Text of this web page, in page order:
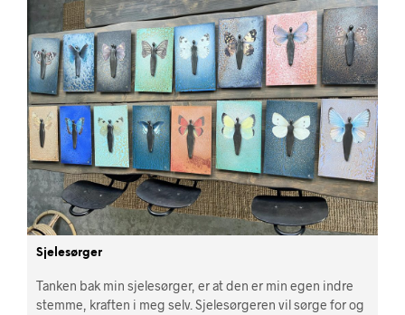
Sjelesørger
Tanken bak min sjelesørger, er at den er min egen indre
stemme, kraften i meg selv. Sjelesørgeren vil sørge for og